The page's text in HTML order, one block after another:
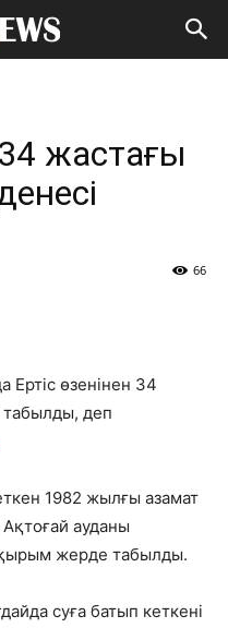
34 жастағы
66
Ертіс өзенінен 34
табылды, деп
1982 жылғы азамат
ауданы
жерде табылды.
суға батып кеткені